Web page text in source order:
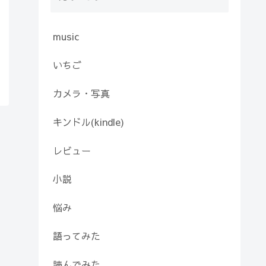
music
いちご
カメラ・写真
キンドル(kindle)
レビュー
小説
悩み
語ってみた